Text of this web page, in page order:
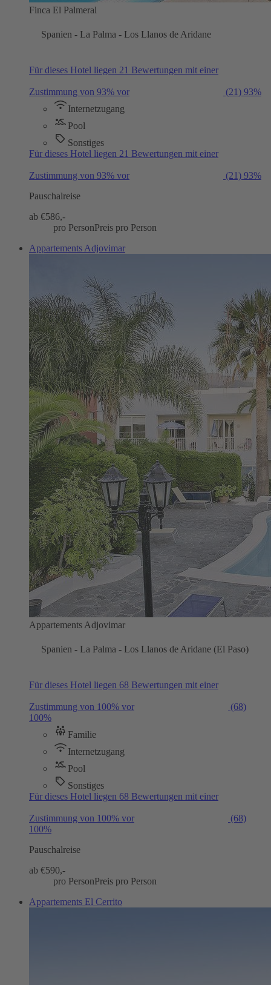
Finca El Palmeral
Spanien - La Palma - Los Llanos de Aridane
Für dieses Hotel liegen 21 Bewertungen mit einer
Zustimmung von 93% vor (21) 93%
Internetzugang
Pool
Sonstiges
Für dieses Hotel liegen 21 Bewertungen mit einer
Zustimmung von 93% vor (21) 93%
Pauschalreise
ab €586,-
pro PersonPreis pro Person
Appartements Adjovimar
Appartements Adjovimar
Spanien - La Palma - Los Llanos de Aridane (El Paso)
Für dieses Hotel liegen 68 Bewertungen mit einer
Zustimmung von 100% vor
(68)
100%
Familie
Internetzugang
Pool
Sonstiges
Für dieses Hotel liegen 68 Bewertungen mit einer
Zustimmung von 100% vor
(68)
100%
Pauschalreise
ab €590,-
pro PersonPreis pro Person
Appartements El Cerrito